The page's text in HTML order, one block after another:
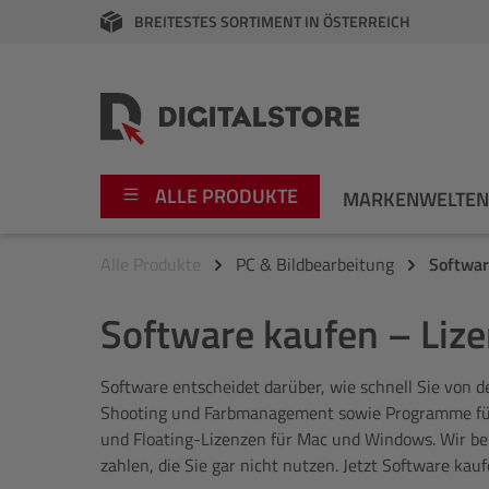
Zur Hauptnavigation springen
BREITESTES SORTIMENT IN ÖSTERREICH
ALLE PRODUKTE MARKENWELTEN
Video
Audio
Apple
Fujifilm
Leica Boutique
Nikon
Alle Produkte PC & Bildbearbeitung
Software kaufen –
Software entscheidet darüber, wie schnell Sie von
Shooting und Farbmanagement sowie Programme
und Floating-Lizenzen für Mac und Windows. Wir
zahlen, die Sie gar nicht nutzen. Jetzt Software